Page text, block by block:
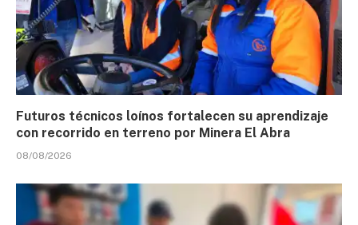
Futuros técnicos loínos fortalecen su aprendizaje
con recorrido en terreno por Minera El Abra
08/08/2026